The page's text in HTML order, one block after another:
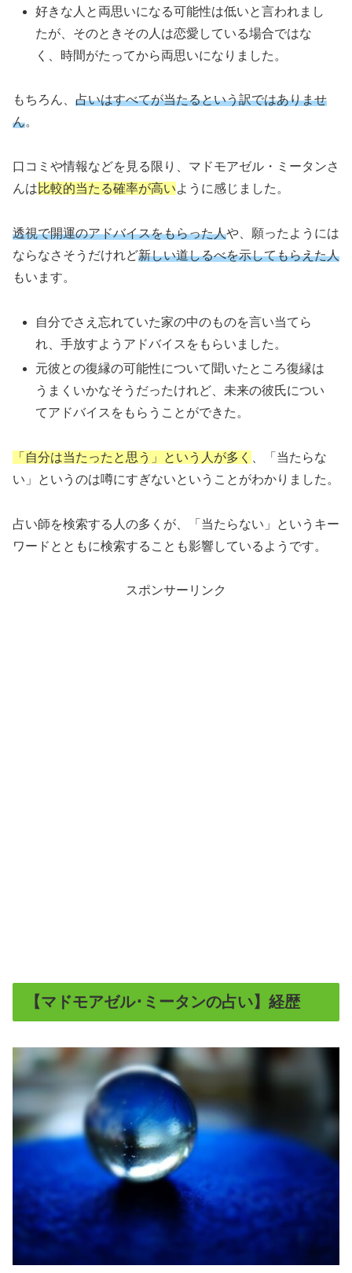
好きな人と両思いになる可能性は低いと言われまし
たが、そのときその人は恋愛している場合ではな
く、時間がたってから両思いになりました。
もちろん、 占いはすべてが当たるという訳ではありませ
ん。
口コミや情報などを見る限り、マドモアゼル・ミータンさ
んは比較的当たる確率が高いように感じました。
透視で開運のアドバイスをもらった人や、願ったようには
ならなさそうだけれど新しい道しるべを示してもらえた人
もいます。
自分でさえ忘れていた家の中のものを言い当てら
れ、手放すようアドバイスをもらいました。
元彼との復縁の可能性について聞いたところ復縁は
うまくいかなそうだったけれど、未来の彼氏につい
てアドバイスをもらうことができた。
「自分は当たったと思う」という人が多く
、「当たらな
い」というのは噂にすぎないということがわかりました。
占い師を検索する人の多くが、「当たらない」というキー
ワードとともに検索することも影響しているようです。
スポンサーリンク
【マドモアゼル･ミータンの占い】経歴